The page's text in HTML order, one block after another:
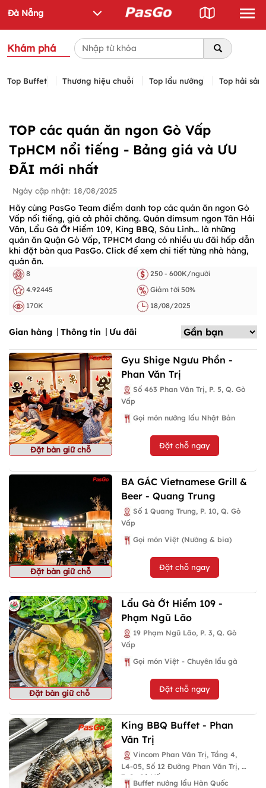
Khám phá
Top Buffet Thương hiệu chuỗi Top lẩu nướng Top hải sản
TOP các quán ăn ngon Gò Vấp
TpHCM nổi tiếng - Bảng giá và ƯU
ĐÃI mới nhất
Ngày cập nhật: 18/08/2025
Hãy cùng PasGo Team điểm danh top các quán ăn ngon Gò
Vấp nổi tiếng, giá cả phải chăng. Quán dimsum ngon Tân Hải
Vân, Lẩu Gà Ớt Hiểm 109, King BBQ, Sáu Linh... là những
quán ăn Quận Gò Vấp, TPHCM đang có nhiều ưu đãi hấp dẫn
khi đặt bàn qua PasGo. Click để xem chi tiết từng nhà hàng,
quán ăn.
8
250 - 600K/người
4.92445
Giảm tới 50%
170K
18/08/2025
Gian hàng Thông tin Ưu đãi
Đặt bàn giữ chỗ
Gyu Shige Ngưu Phồn -
Phan Văn Trị
Số 463 Phan Văn Trị, P. 5, Q. Gò
Vấp
Gọi món nướng lẩu Nhật Bản
Đặt chỗ ngay
Đặt bàn giữ chỗ
BA GÁC Vietnamese Grill &
Beer - Quang Trung
Số 1 Quang Trung, P. 10, Q. Gò
Vấp
Gọi món Việt (Nướng & bia)
Đặt chỗ ngay
Đặt bàn giữ chỗ
Lẩu Gà Ớt Hiểm 109 -
Phạm Ngũ Lão
19 Phạm Ngũ Lão, P. 3, Q. Gò
Vấp
Gọi món Việt - Chuyên lẩu gà
Đặt chỗ ngay
King BBQ Buffet - Phan
Văn Trị
Vincom Phan Văn Trị, Tầng 4,
L4-05, Số 12 Đường Phan Văn Trị, P.
7, Q. Gò Vấp
Buffet nướng lẩu Hàn Quốc